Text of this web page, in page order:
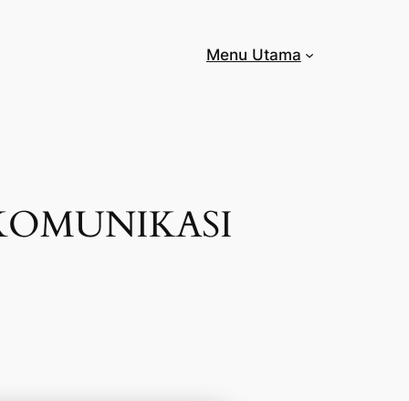
Menu Utama